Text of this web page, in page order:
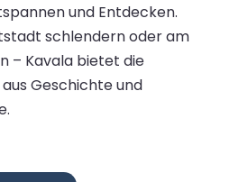
und Entdecken.
schlendern oder am
– Kavala bietet die
Geschichte und